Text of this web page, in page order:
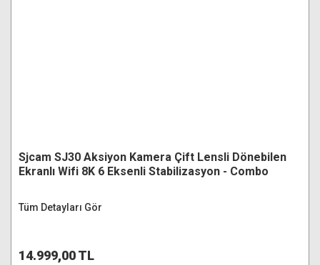
Sjcam SJ30 Aksiyon Kamera Çift Lensli Dönebilen
Ekranlı Wifi 8K 6 Eksenli Stabilizasyon - Combo
Tüm Detayları Gör
14.999,00 TL